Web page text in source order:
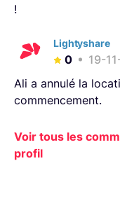
!
Lightyshare
0
19-
Ali a annulé la
commencement.
Voir tous les
profil